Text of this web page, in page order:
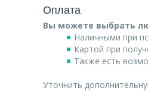
Оплата
Вы можете выбрать
Наличными при
Картой при
Также есть
Уточнить